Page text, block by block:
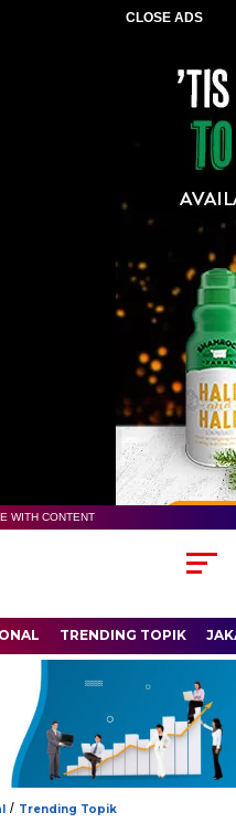
CLOSE ADS
WITH CONTENT
TRENDING TOPIK
/ Trending Topik